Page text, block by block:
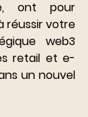
ont pour
réussir votre
web3
retail et e-
un nouvel